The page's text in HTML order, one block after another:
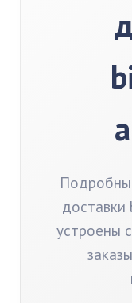
устроены